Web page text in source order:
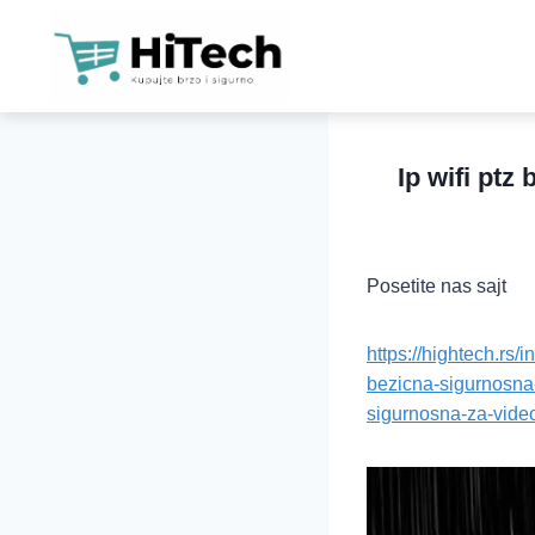
Ip wifi ptz
Posetite nas sajt
https://hightech.rs/
bezicna-
sigurnosna-za-